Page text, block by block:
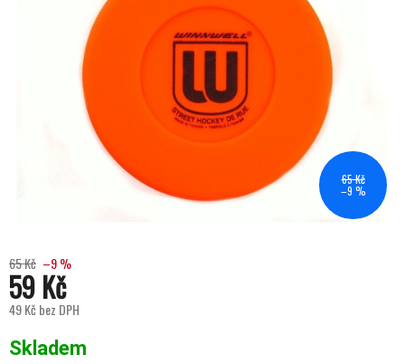
65 Kč
–9 %
65 Kč –9 %
59 Kč
49 Kč bez DPH
Skladem